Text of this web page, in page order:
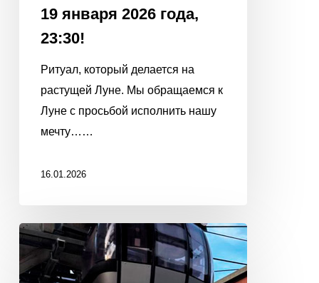
19 января 2026 года,
23:30!
Ритуал, который делается на
растущей Луне. Мы обращаемся к
Луне с просьбой исполнить нашу
мечту……
16.01.2026
С
Новым
2026